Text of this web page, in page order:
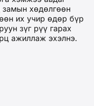
замын хөдөлгөөн
их учир өдөр бүр
зүг рүү гарах
ажиллаж эхэлнэ.